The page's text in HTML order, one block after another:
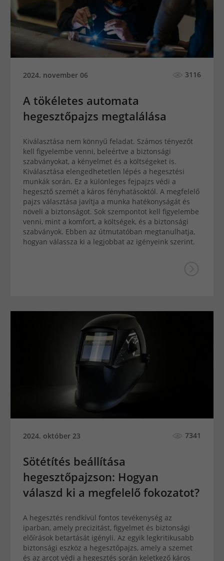
2024. november 06 3116
A tökéletes automata
hegesztőpajzs megtalálása
Kiválasztása nem könnyű feladat. Számos tényezőt
kell figyelembe venni, beleértve a biztonsági
szabványokat, a kényelmet és a költségeket is.
Kiválasztása elengedhetetlen lépés a hegesztési
munkák során. Ez a különleges fejpajzs védi a
hegesztő szemét a káros fényhatásoktól. A megfelelő
pajzs választása javítja a munka hatékonyságát és
növeli a biztonságot. Sok szempontot kell figyelembe
venni, mint a komfort, a költségek, és a biztonsági
szabványok. Ebben az útmutatóban megtanulhatja,
hogyan válassza ki a legjobbat az igényeink szerint.
2024. október 23 7341
Sötétítés beállítása
hegesztőpajzson: Hogyan
válaszd ki a megfelelő fokozatot?
A hegesztés rendkívül fontos tevékenység az
iparban, amely precizitást, figyelmet és biztonsági
előírások betartását igényli. Az egyik legkritikusabb
biztonsági eszköz a hegesztőpajzs, amely a szemet
és az arcot védi a hegesztés során keletkező káros